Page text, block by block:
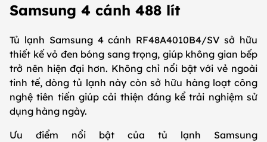
Samsung 4 cánh 488 lít
Tủ lạnh Samsung 4 cánh RF48A4010B4/SV sở hữu
thiết kế vỏ đen bóng sang trọng, giúp không gian bếp
trở nên hiện đại hơn. Không chỉ nổi bật với vẻ ngoài
tinh tế, dòng tủ lạnh này còn sở hữu hàng loạt công
nghệ tiên tiến giúp cải thiện đáng kể trải nghiệm sử
dụng hàng ngày.
Ưu điểm nổi bật của tủ lạnh Samsung